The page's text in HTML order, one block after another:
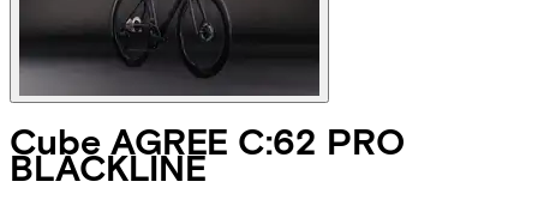
Cube AGREE C:62 PRO
BLACKLINE